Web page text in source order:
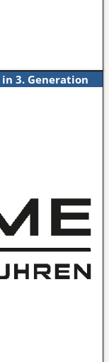
3. Generation